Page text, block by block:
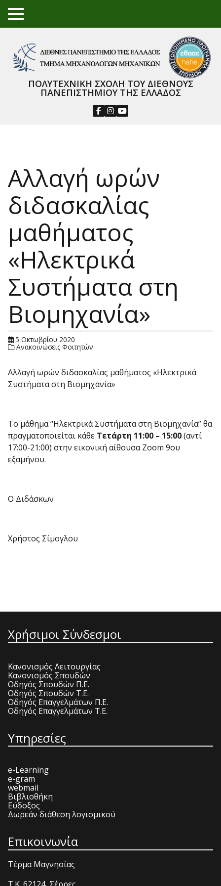
TO
GGL
NU
ΠΟΛΥΤΕΧΝΙΚΗ ΣΧΟΛΗ ΤΟΥ ΔΙΕΘΝΟΥΣ
ΠΑΝΕΠΙΣΤΗΜΙΟΥ ΤΗΣ ΕΛΛΑΔΟΣ
Αλλαγή ωρών
διδασκαλίας
μαθήματος
«Ηλεκτρικά
Συστήματα στη
Βιομηχανία»
5 Οκτωβρίου 2020
Ανακοινώσεις Φοιτητών
Αλλαγή ωρών διδασκαλίας μαθήματος «Ηλεκτρικά
Συστήματα στη Βιομηχανία»
Το μάθημα “Ηλεκτρικά Συστήματα στη Βιομηχανία” θα
πραγματοποιείται κάθε Τετάρτη 11:00 – 15:00(αντί
17:00-21:00) στην εικονική αίθουσα Zoom 9ου
εξαμήνου.
Ο Διδάσκων
Χρήστος Σίμογλου
Χρήσιμοι Σύνδεσμοι
Κανονισμός Λειτουργίας
Κανονισμός Σπουδών
Οδηγός Σπουδών Π.Ε.
Οδηγός Σπουδών Τ.Ε.
Οδηγός Επαγγελμάτων Π.Ε.
Οδηγός Επαγγελμάτων Τ.Ε.
Υπηρεσίες
e-Learning
e-gram
webmail
Βιβλιοθήκη
Εύδοξος
Δωρεάν διάθεση λογισμικού
Επικοινωνία
Τέρμα Μαγνησίας